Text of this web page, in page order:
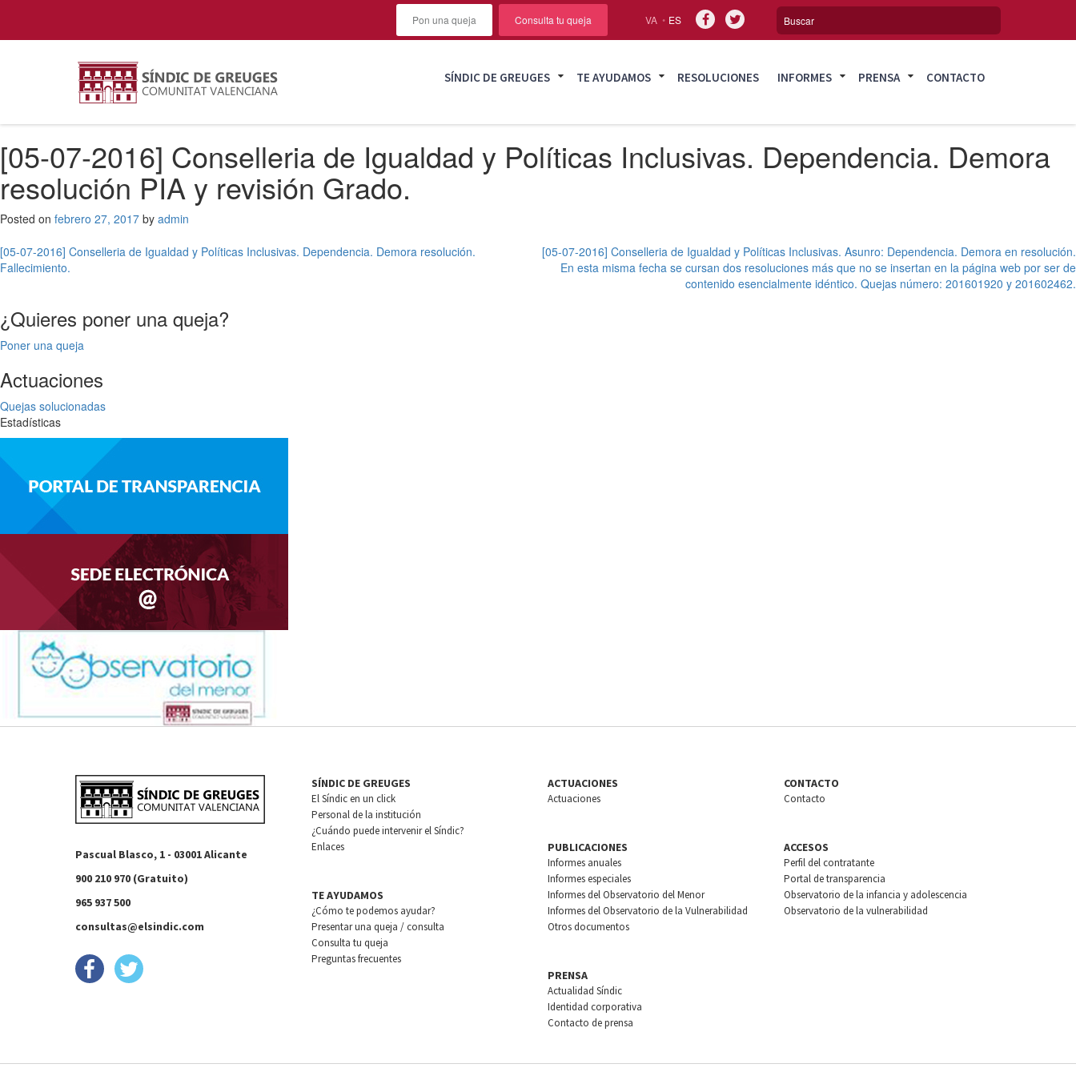
VA ES
Pon una queja Consulta tu queja
SÍNDIC DE GREUGES TE AYUDAMOS RESOLUCIONES INFORMES PRENSA CONTACTO
[05-07-2016] Conselleria de Igualdad y Políticas Inclusivas. Dependencia. Demora
resolución PIA y revisión Grado.
Posted on febrero 27, 2017 by admin
Navegación
de
entradas
[05-07-2016] Conselleria de Igualdad y Políticas Inclusivas. Dependencia. Demora resolución.
Fallecimiento.
[05-07-2016] Conselleria de Igualdad y Políticas Inclusivas. Asunro: Dependencia. Demora en resolución.
En esta misma fecha se cursan dos resoluciones más que no se insertan en la página web por ser de
contenido esencialmente idéntico. Quejas número: 201601920 y 201602462.
¿Quieres poner una queja?
Poner una queja
Actuaciones
Quejas solucionadas
Estadísticas
Pascual Blasco, 1 - 03001 Alicante
900 210 970 (Gratuito)
965 937 500
consultas@elsindic.com
SÍNDIC DE GREUGES
El Síndic en un click
Personal de la institución
¿Cuándo puede intervenir el Síndic?
Enlaces
TE AYUDAMOS
¿Cómo te podemos ayudar?
Presentar una queja / consulta
Consulta tu queja
Preguntas frecuentes
ACTUACIONES
Actuaciones
PUBLICACIONES
Informes anuales
Informes especiales
Informes del Observatorio del Menor
Informes del Observatorio de la Vulnerabilidad
Otros documentos
PRENSA
Actualidad Síndic
Identidad corporativa
Contacto de prensa
CONTACTO
Contacto
ACCESOS
Perfil del contratante
Portal de transparencia
Observatorio de la infancia y adolescencia
Observatorio de la vulnerabilidad